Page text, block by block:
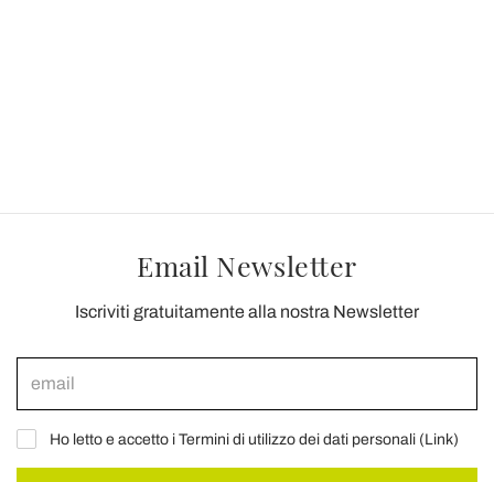
Email Newsletter
Iscriviti gratuitamente alla nostra Newsletter
Ho letto e accetto i Termini di utilizzo dei dati personali (Link)